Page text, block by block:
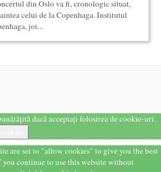
marile batalii culturale”. Este un
cultural
8-13 mai 2017 Sase scriitori
din proza contemporana
cotidiene
un curs de Filosofie a vietii
cu durata de un an (2
din Oslo va fi, cronologic situat,
celui de la Copenhaga. Institutul
joi...
dacă acceptați folosirea de cookie-uri.
are set to "allow cookies" to give you the best
continue to use this website without